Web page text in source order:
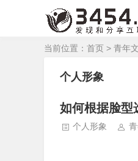
当前位置： 首页 > 青年
个人形象
如何根据脸型
个人形象